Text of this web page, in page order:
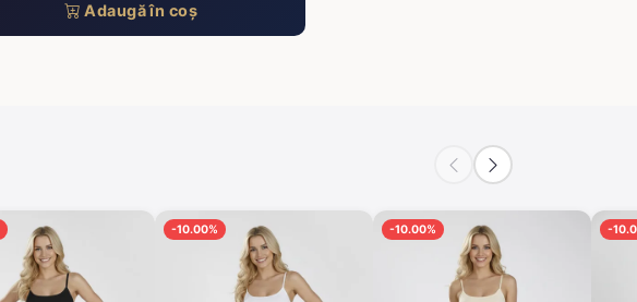
Adaugă în coș
-10.00% -10.00% -